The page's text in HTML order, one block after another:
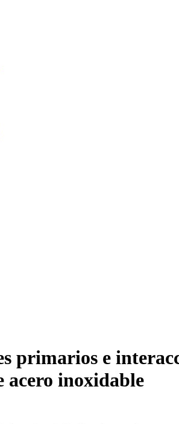
primarios e
acero inoxidable